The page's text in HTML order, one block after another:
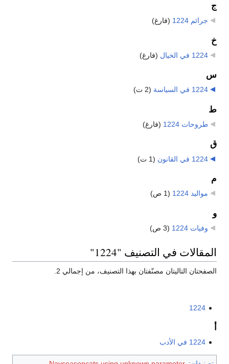
ج
جرائم 1224 (فارغ)
خ
1224 في الخيال (فارغ)
س
1224 في السياسة (2 ت)
ط
طروحات 1224 (فارغ)
ق
1224 في القانون (1 ت)
م
مواليد 1224 (1 ص)
و
وفيات 1224 (3 ص)
المقالات في التصنيف "1224"
الصفحتان التاليتان مصنّفتان بهذا التصنيف، من إجمالي 2.
1224
1224 في الأدب